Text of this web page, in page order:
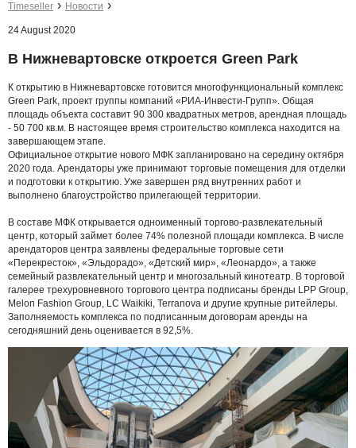
Timeseller Новости
24 August 2020
В Нижневартовске откроется Green Park
К открытию в Нижневартовске готовится многофункциональный комплекс
Green Park, проект группы компаний «РИА-Инвести-Групп». Общая
площадь объекта составит 90 300 квадратных метров, арендная площадь
- 50 700 кв.м. В настоящее время строительство комплекса находится на
завершающем этапе.
Официальное открытие нового МФК запланировано на середину октября
2020 года. Арендаторы уже принимают торговые помещения для отделки
и подготовки к открытию. Уже завершен ряд внутренних работ и
выполнено благоустройство прилегающей территории.
В составе МФК открывается одноименный торгово-развлекательный
центр, который займет более 74% полезной площади комплекса. В числе
арендаторов центра заявлены федеральные торговые сети
«Перекресток», «Эльдорадо», «Детский мир», «Леонардо», а также
семейный развлекательный центр и многозальный кинотеатр. В торговой
галерее трехуровневного торгового центра подписаны бренды LPP Group,
Melon Fashion Group, LC Waikiki, Terranova и другие крупные ритейлеры.
Заполняемость комплекса по подписанным договорам аренды на
сегодняшний день оценивается в 92,5%.